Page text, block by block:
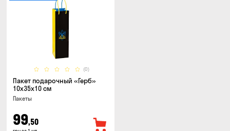
(0)
Пакет подарочный «Герб»
10x35x10 см
Пакеты
99,50